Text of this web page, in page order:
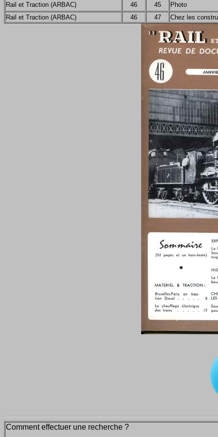
Rail et Traction (ARBAC)
46 45
Photo
Rail et Traction (ARBAC)
46 47 Chez les
Comment effectuer une recherche ?